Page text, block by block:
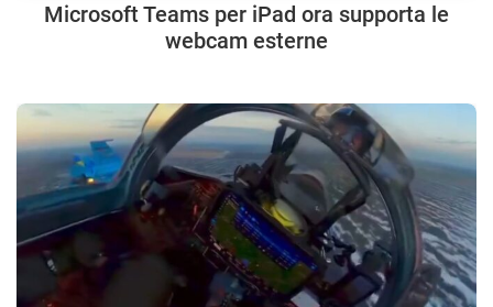
Microsoft Teams per iPad ora supporta le
webcam esterne